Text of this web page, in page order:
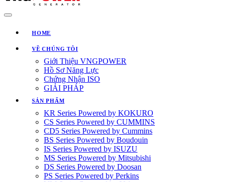
HOME
VỀ CHÚNG TÔI
Giới Thiệu VNGPOWER
Hồ Sơ Năng Lực
Chứng Nhận ISO
GIẢI PHÁP
SẢN PHẨM
KR Series Powered by KOKURO
CS Series Powered by CUMMINS
CD5 Series Powered by Cummins
BS Series Powered by Boudouin
IS Series Powered by ISUZU
MS Series Powered by Mitsubishi
DS Series Powered by Doosan
PS Series Powered by Perkins